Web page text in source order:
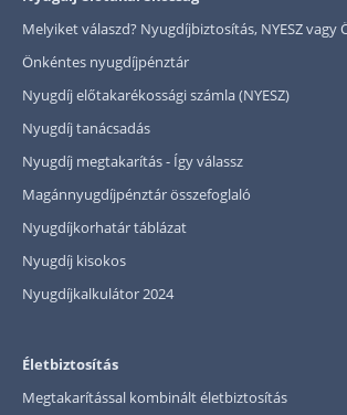
Melyiket válaszd? Nyugdíjbiztosítás, NYESZ vagy
Önkéntes nyugdíjpénztár
Nyugdíj előtakarékossági számla (NYESZ)
Nyugdíj tanácsadás
Nyugdíj megtakarítás - Így válassz
Magánnyugdíjpénztár összefoglaló
Nyugdíjkorhatár táblázat
Nyugdíj kisokos
Nyugdíjkalkulátor 2024
Életbiztosítás
Megtakarítással kombinált életbiztosítás